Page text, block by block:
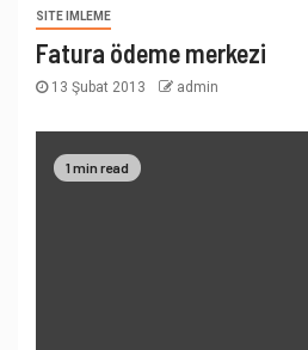
SITE IMLEME
Fatura ödeme merkezi
13 Şubat 2013 admin
1 min read